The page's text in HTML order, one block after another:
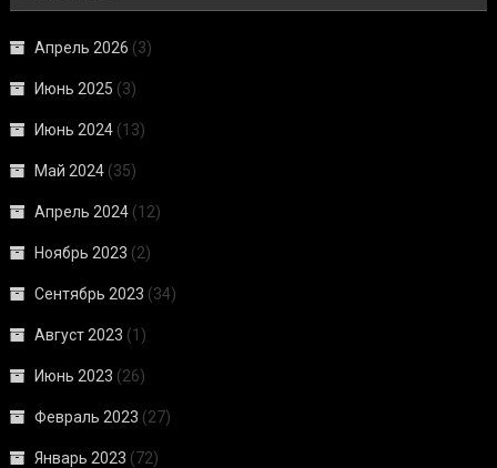
Апрель 2026 (3)
Июнь 2025 (3)
Июнь 2024 (13)
Май 2024 (35)
Апрель 2024 (12)
Ноябрь 2023 (2)
Сентябрь 2023 (34)
Август 2023 (1)
Июнь 2023 (26)
Февраль 2023 (27)
Январь 2023 (72)